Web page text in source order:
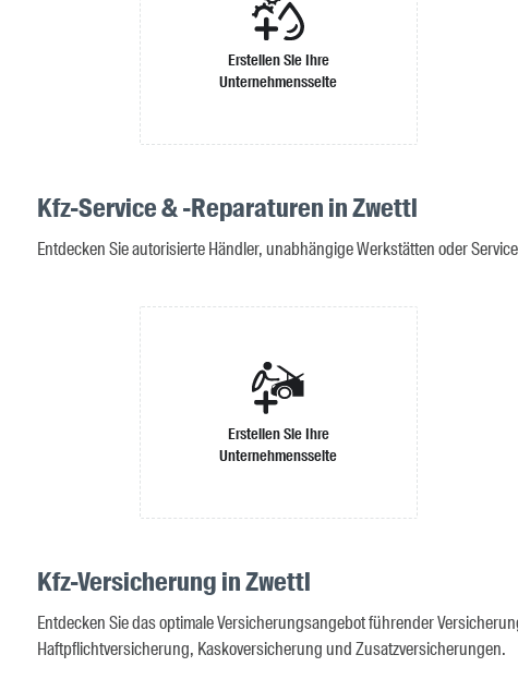
Erstellen Sie Ihre
Unternehmensseite
Kfz-Service & -Reparaturen in Zwettl
Entdecken Sie autorisierte Händler, unabhängige Werkstätten oder
Erstellen Sie Ihre
Unternehmensseite
Kfz-Versicherung in Zwettl
Entdecken Sie das optimale Versicherungsangebot führender
Haftpflichtversicherung, Kaskoversicherung und Zusatzversicherungen.